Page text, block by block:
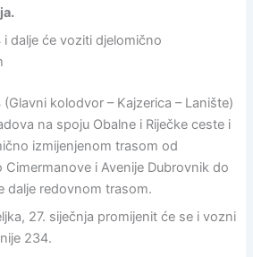
dalje će voziti djelomično
kolodvor – Kajzerica – Lanište)
na spoju Obalne i Riječke ceste i
izmijenjenom trasom od
Cimermanove i Avenije Dubrovnik do
dalje redovnom trasom.
27. siječnja promijenit će se i vozni
234.